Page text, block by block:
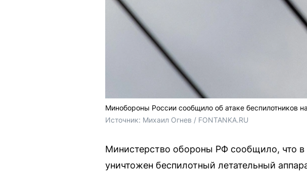
Минобороны России сообщило об атаке беспилотников
Источник: Михаил Огнев / FONTANKA.RU
Министерство обороны РФ сообщило, что
уничтожен беспилотный летательный